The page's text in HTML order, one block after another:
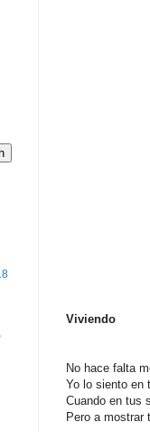
Viviendo
No hace falta
Yo lo siento en
Cuando en tus
Pero a mostrar